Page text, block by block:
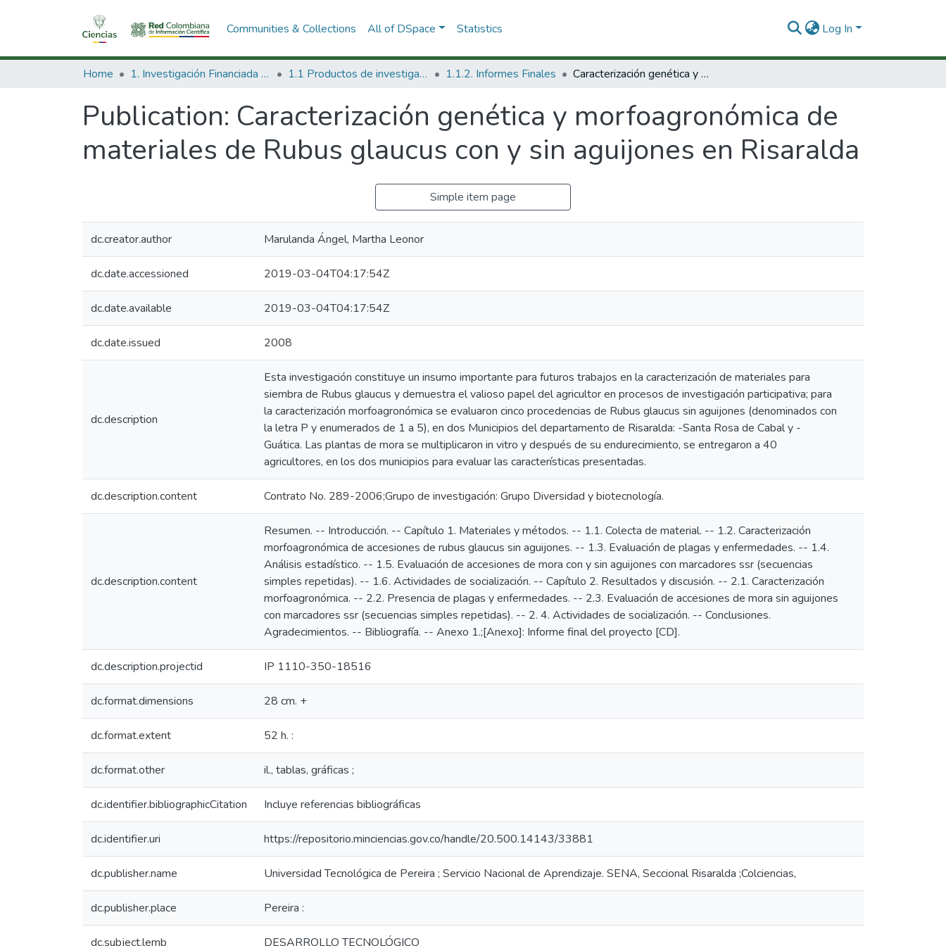
Communities & Collections All of DSpace Statistics Log In
Home 1. Investigación Financiada con Recursos Públicos 1.1 Productos de investigación 1.1.2. Informes Finales Caracterización genética y morfoagronómica de materiales de Rubus glaucus con y sin aguijones en Risaralda
Publication: Caracterización genética y morfoagronómica de
materiales de Rubus glaucus con y sin aguijones en Risaralda
Simple item page
dc.creator.author Marulanda Ángel, Martha Leonor
dc.date.accessioned 2019-03-04T04:17:54Z
dc.date.available 2019-03-04T04:17:54Z
dc.date.issued 2008
dc.description
Esta investigación constituye un insumo importante para futuros trabajos en la caracterización de materiales para
siembra de Rubus glaucus y demuestra el valioso papel del agricultor en procesos de investigación participativa; para
la caracterización morfoagronómica se evaluaron cinco procedencias de Rubus glaucus sin aguijones (denominados con
la letra P y enumerados de 1 a 5), en dos Municipios del departamento de Risaralda: -Santa Rosa de Cabal y -
Guática. Las plantas de mora se multiplicaron in vitro y después de su endurecimiento, se entregaron a 40
agricultores, en los dos municipios para evaluar las características presentadas.
dc.description.content Contrato No. 289-2006;Grupo de investigación: Grupo Diversidad y biotecnología.
dc.description.content
Resumen. -- Introducción. -- Capítulo 1. Materiales y métodos. -- 1.1. Colecta de material. -- 1.2. Caracterización
morfoagronómica de accesiones de rubus glaucus sin aguijones. -- 1.3. Evaluación de plagas y enfermedades. -- 1.4.
Análisis estadístico. -- 1.5. Evaluación de accesiones de mora con y sin aguijones con marcadores ssr (secuencias
simples repetidas). -- 1.6. Actividades de socialización. -- Capítulo 2. Resultados y discusión. -- 2.1. Caracterización
morfoagronómica. -- 2.2. Presencia de plagas y enfermedades. -- 2.3. Evaluación de accesiones de mora sin aguijones
con marcadores ssr (secuencias simples repetidas). -- 2. 4. Actividades de socialización. -- Conclusiones.
Agradecimientos. -- Bibliografía. -- Anexo 1.;[Anexo]: Informe final del proyecto [CD].
dc.description.projectid IP 1110-350-18516
dc.format.dimensions 28 cm. +
dc.format.extent 52 h. :
dc.format.other il., tablas, gráficas ;
dc.identifier.bibliographicCitation Incluye referencias bibliográficas
dc.identifier.uri https://repositorio.minciencias.gov.co/handle/20.500.14143/33881
dc.publisher.name Universidad Tecnológica de Pereira ; Servicio Nacional de Aprendizaje. SENA, Seccional Risaralda ;Colciencias,
dc.publisher.place Pereira :
dc.subject.lemb DESARROLLO TECNOLÓGICO